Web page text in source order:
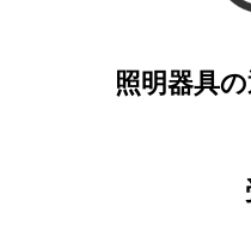
照明器具